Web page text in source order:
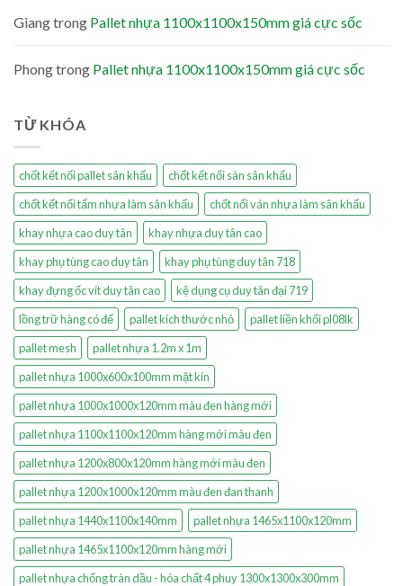
Giangtrong Pallet nhựa 1100x1100x150mm giá cực sốc
Phongtrong Pallet nhựa 1100x1100x150mm giá cực sốc
TỪ KHÓA
chốt kết nối pallet sân khấu
chốt kết nối sàn sân khấu
chốt kết nối tấm nhựa làm sân khấu
chốt nối ván nhựa làm sân khấu
khay nhựa cao duy tân
khay nhựa duy tân cao
khay phụ tùng cao duy tân
khay phụ tùng duy tân 718
khay đựng ốc vít duy tân cao
kệ dụng cụ duy tân đại 719
lồng trữ hàng có đế
pallet kích thước nhỏ
pallet liền khối pl08lk
pallet mesh
pallet nhựa 1.2m x 1m
pallet nhựa 1000x600x100mm mặt kín
pallet nhựa 1000x1000x120mm màu đen hàng mới
pallet nhựa 1100x1100x120mm hàng mới màu đen
pallet nhựa 1200x800x120mm hàng mới màu đen
pallet nhựa 1200x1000x120mm màu đen đan thanh
pallet nhựa 1440x1100x140mm
pallet nhựa 1465x1100x120mm
pallet nhựa 1465x1100x120mm hàng mới
pallet nhựa chống tràn dầu - hóa chất 4 phuy 1300x1300x300mm